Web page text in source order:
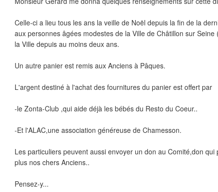
Celle-ci a lieu tous les ans la veille de Noël depuis la fin de la
aux personnes âgées modestes de la Ville de Châtillon sur
la Ville depuis au moins deux ans.
Un autre panier est remis aux Anciens à Pâques.
L'argent destiné à l'achat des fournitures du panier est offert par
-le Zonta-Club ,qui aide déjà les bébés du Resto du Coeur..
-Et l'ALAC,une association généreuse de Chamesson.
Les particuliers peuvent aussi envoyer un don au Comité,don
plus nos chers Anciens..
Pensez-y...